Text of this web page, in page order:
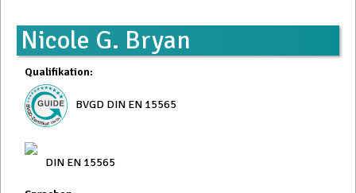
Nicole G. Bryan
Qualifikation:
BVGD DIN EN 15565
DIN EN 15565